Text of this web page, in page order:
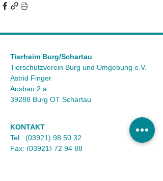
Tierheim Burg/Schartau
Tierschutzverein Burg und Umgebung e.V.
Astrid Finger
Ausbau 2 a
39288 Burg OT Schartau
KONTAKT
Tel.: (03921) 98 50 32
Fax: (03921) 72 94 88